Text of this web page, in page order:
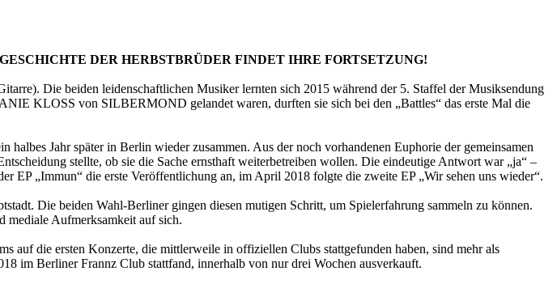
DER HERBSTBRÜDER FINDET IHRE FORTSETZUNG!
Die beiden leidenschaftlichen Musiker lernten sich 2015 während der 5. Staffel der Musiksendung
KLOSS von SILBERMOND gelandet waren, durften sie sich bei den „Battles“ das erste Mal die
Jahr später in Berlin wieder zusammen. Aus der noch vorhandenen Euphorie der gemeinsamen
stellte, ob sie die Sache ernsthaft weiterbetreiben wollen. Die eindeutige Antwort war „ja“ –
„Immun“ die erste Veröffentlichung an, im April 2018 folgte die zweite EP „Wir sehen uns wieder“.
Die beiden Wahl-Berliner gingen diesen mutigen Schritt, um Spielerfahrung sammeln zu können.
mediale Aufmerksamkeit auf sich.
auf die ersten Konzerte, die mittlerweile in offiziellen Clubs stattgefunden haben, sind mehr als
im Berliner Frannz Club stattfand, innerhalb von nur drei Wochen ausverkauft.